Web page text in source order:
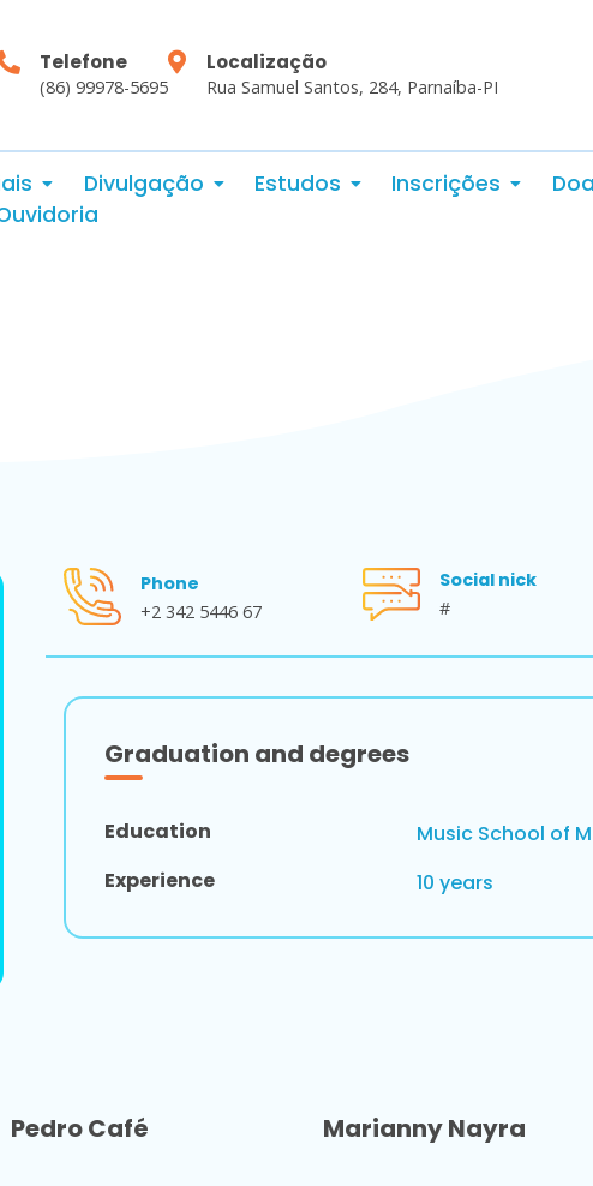
Telefone
(86) 99978-5695
Localização
Rua Samuel Santos, 284, Parnaíba-PI
Divulgação Estudos Inscrições
Phone
+2 342 5446 67
Social nick
#
Graduation and degrees
Education
Music School of
Experience
10 years
Pedro Café Marianny Nayra